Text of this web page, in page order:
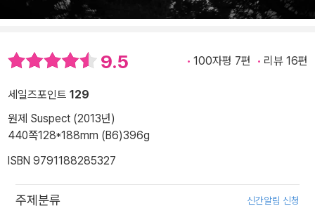
9.5 100자평 7편 리뷰 16편
세일즈포인트 129
원제 Suspect (2013년)
440쪽128*188mm (B6)396g
ISBN 9791188285327
주제분류 신간알림 신청